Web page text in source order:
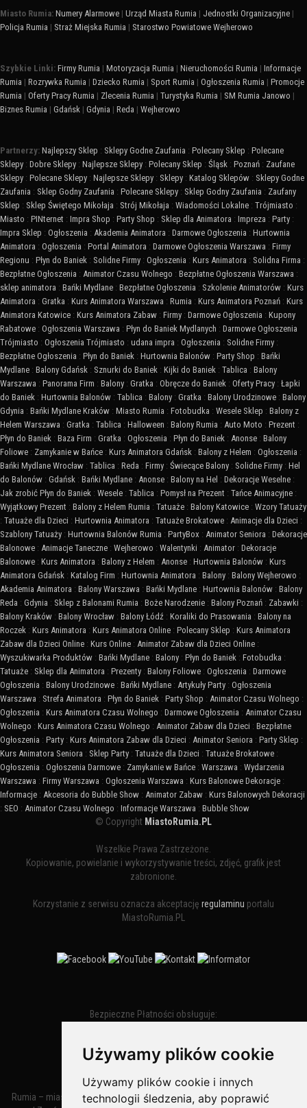
Używamy plików cookie
Używamy plików cookie i innych
technologii śledzenia, aby poprawić
Miasto Rumia: Numery Alarmowe | Urząd Miasta Rumia | Jednostki Organizacyjne |
Policja Rumia | Straż Miejska Rumia | Starostwo Powiatowe Wejherowo
Szybkie Linki: Firmy Rumia | Motoryzacja Rumia | Nieruchomości Rumia | Informacje
Rumia | Rozrywka Rumia | Dziecko Rumia | Sport Rumia | Ogłoszenia Rumia | Promocje
Rumia | Oferty Pracy Rumia | Zlecenia Rumia | Turystyka Rumia | SM Rumia Janowo |
Biznes Rumia | Gdańsk | Gdynia | Reda | Wejherowo
Partnerzy: Najlepszy Sklep : Sklepy Godne Zaufania : Polecany Sklep : Polecane
Sklepy : Dobre Sklepy : Najlepsze Sklepy : Polecany Sklep : Śląsk : Poznań : Zaufane
Sklepy : Polecane Sklepy : Najlepsze Sklepy : Sklepy : Katalog Sklepów : Sklepy Godne
Zaufania : Sklep Godny Zaufania : Polecane Sklepy : Sklep Godny Zaufania : Zaufany
Sklep : Sklep Świętego Mikołaja : Strój Mikołaja : Wiadomości Lokalne : Trójmiasto :
Miasto : PINternet : Impra Shop : Party Shop : Sklep dla Animatora : Impreza : Party :
Impra Sklep : Ogłoszenia : Akademia Animatora : Darmowe Ogłoszenia : Hurtownia
Animatora : Ogłoszenia : Portal Animatora : Darmowe Ogłoszenia Warszawa : Firmy
Regionu : Płyn do Baniek : Solidne Firmy : Ogłoszenia : Kurs Animatora : Solidna Firma :
Bezpłatne Ogłoszenia : Animator Czasu Wolnego : Bezpłatne Ogłoszenia Warszawa :
sklep animatora : Bańki Mydlane : Bezpłatne Ogłoszenia : Szkolenie Animatorów : Kurs
Animatora : Gratka : Kurs Animatora Warszawa : Rumia : Kurs Animatora Poznań : Kurs
Animatora Katowice : Kurs Animatora Zabaw : Firmy : Darmowe Ogłoszenia : Kupony
Rabatowe : Ogłoszenia Warszawa : Płyn do Baniek Mydlanych : Darmowe Ogłoszenia
Trójmiasto : Ogłoszenia Trójmiasto : udana impra : Ogłoszenia : Solidne Firmy :
Bezpłatne Ogłoszenia : Płyn do Baniek : Hurtownia Balonów : Party Shop : Bańki
Mydlane : Balony Gdańsk : Sznurki do Baniek : Kijki do Baniek : Tablica : Balony
Warszawa : Panorama Firm : Balony : Gratka : Obręcze do Baniek : Oferty Pracy : Łapki
do Baniek : Hurtownia Balonów : Tablica : Balony : Gratka : Balony Urodzinowe : Balony
Gdynia : Bańki Mydlane Kraków : Miasto Rumia : Fotobudka : Wesele Sklep : Balony z
Helem Warszawa : Gratka : Tablica : Halloween : Balony Rumia : Auto Moto : Prezent :
Płyn do Baniek : Baza Firm : Gratka : Ogłoszenia : Płyn do Baniek : Anonse : Balony
Foliowe : Zamykanie w Bańce : Kurs Animatora Gdańsk : Balony z Helem : Ogłoszenia :
Bańki Mydlane Wrocław : Tablica : Reda : Firmy : Świecące Balony : Solidne Firmy : Hel
do Balonów : Gdańsk : Bańki Mydlane : Anonse : Balony na Hel : Dekoracje Weselne :
Jak zrobić Płyn do Baniek : Wesele : Tablica : Pomysł na Prezent : Tańce Animacyjne :
Wyjątkowy Prezent : Balony z Helem Rumia : Tatuaże : Balony Katowice : Wzory Tatuaży
: Tatuaże dla Dzieci : Hurtownia Animatora : Tatuaże Brokatowe : Animacje dla Dzieci :
Szablony Tatuaży : Hurtownia Balonów Rumia : PartyBox : Animator Seniora : Dekoracje
Balonowe : Animacje Taneczne : Wejherowo : Walentynki : Animator : Dekoracje
Balonowe : Kurs Animatora : Balony z Helem : Anonse : Hurtownia Balonów : Kurs
Animatora Gdańsk : Katalog Firm : Hurtownia Animatora : Balony : Balony Wejherowo :
Akademia Animatora : Balony Warszawa : Bańki Mydlane : Hurtownia Balonów : Balony
Reda : Gdynia : Sklep z Balonami Rumia : Boże Narodzenie : Balony Poznań : Zabawki :
Balony Kraków : Balony Wrocław : Balony Łódź : Koraliki do Prasowania : Balony na
Roczek : Kurs Animatora : Kurs Animatora Online : Polecany Sklep : Kurs Animatora
Zabaw dla Dzieci Online : Kurs Online : Animator Zabaw dla Dzieci Online :
Wyszukiwarka Produktów : Bańki Mydlane : Balony : Płyn do Baniek : Fotobudka :
Tatuaże : Sklep dla Animatora : Prezenty : Balony Foliowe : Ogłoszenia : Darmowe
Ogłoszenia : Balony Urodzinowe : Bańki Mydlane : Artykuły Party : Ogłoszenia
Warszawa : Strefa Animatora : Płyn do Baniek : Party Shop : Animator Czasu Wolnego :
Ogłoszenia : Kurs Animatora Czasu Wolnego : Darmowe Ogłoszenia : Animator Czasu
Wolnego : Kurs Animatora Czasu Wolnego : Animator Zabaw dla Dzieci : Bezpłatne
Ogłoszenia : Party : Kurs Animatora Zabaw dla Dzieci : Animator Seniora : Party Sklep :
Kurs Animatora Seniora : Sklep Party : Tatuaże dla Dzieci : Tatuaże Brokatowe :
Ogłoszenia : Ogłoszenia Darmowe : Zamykanie w Bańce : Warszawa : Wydarzenia
Warszawa : Firmy Warszawa : Ogłoszenia Warszawa : Kurs Balonowe Dekoracje :
Informacje : Akcesoria do Bubble Show : Animator Zabaw : Kurs Balonowych Dekoracji
: SEO : Animator Czasu Wolnego : Informacje Warszawa : Bubble Show
© Copyright MiastoRumia.PL
Wszelkie Prawa Zastrzeżone.
Kopiowanie, powielanie i wykorzystywanie treści, zdjęć, grafik jest
zabronione.
Korzystanie z serwisu oznacza akceptację regulaminu portalu
MiastoRumia.PL
Bezpieczne Płatności obsługuje:
Rumia – miasto w województwie pomorskim, w powiecie wejherowskim